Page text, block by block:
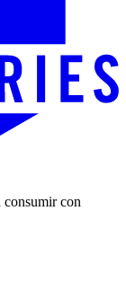
consumir con